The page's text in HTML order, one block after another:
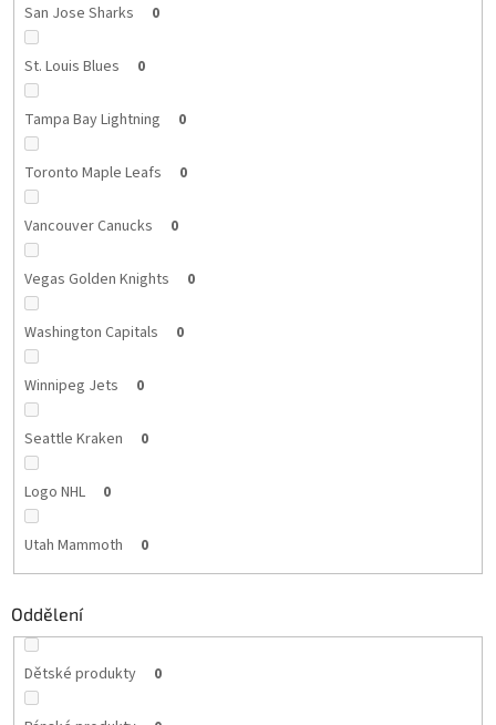
San Jose Sharks 0
St. Louis Blues 0
Tampa Bay Lightning 0
Toronto Maple Leafs 0
Vancouver Canucks 0
Vegas Golden Knights 0
Washington Capitals 0
Winnipeg Jets 0
Seattle Kraken 0
Logo NHL 0
Utah Mammoth 0
Oddělení
Dětské produkty 0